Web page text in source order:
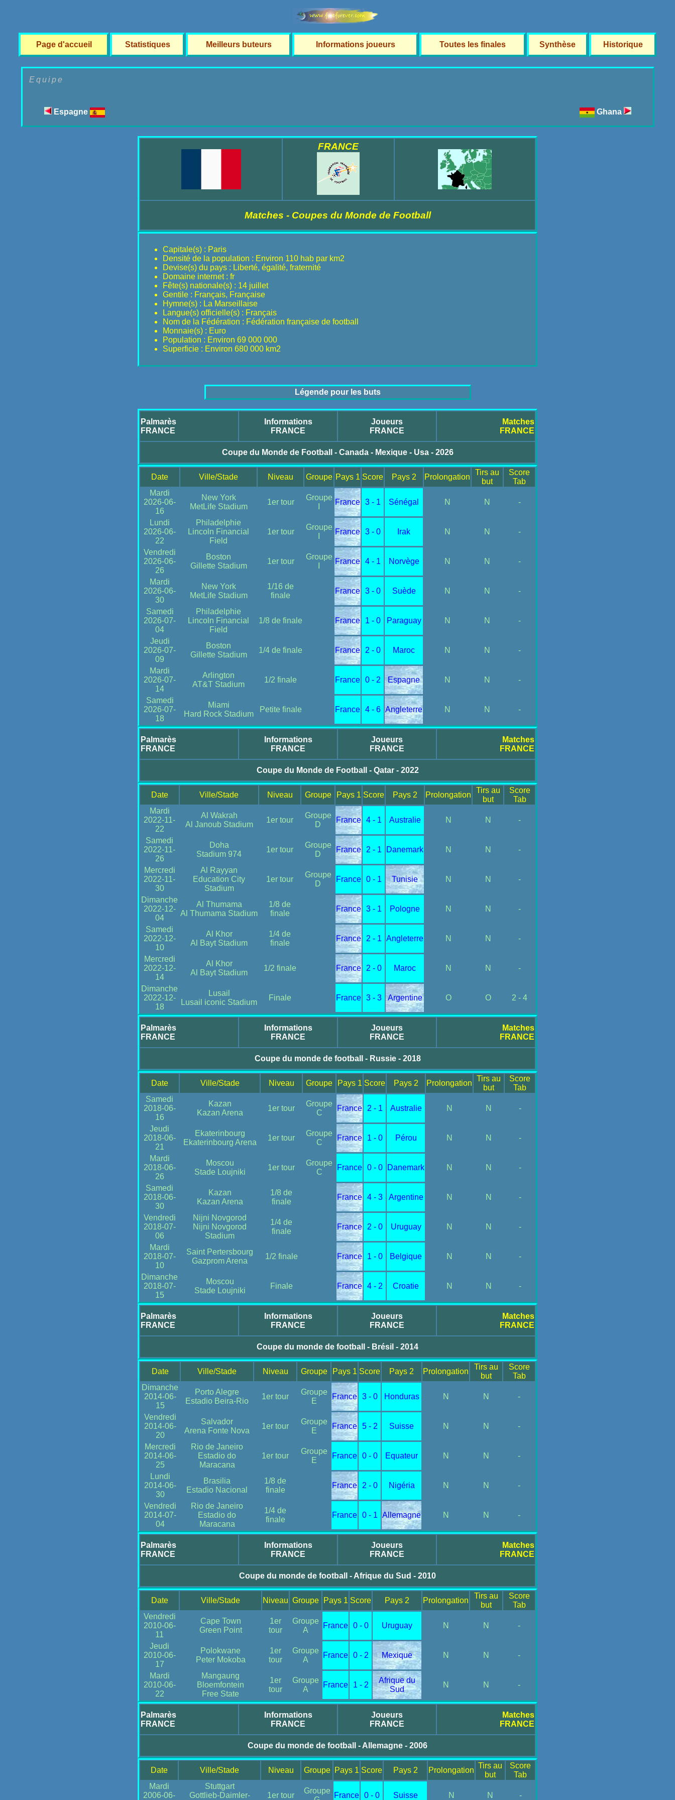
Page d'accueil Statistiques Meilleurs buteurs Informations joueurs Toutes les finales Synthèse Historique
Equipe
Espagne Ghana
FRANCE
Matches - Coupes du Monde de Football
Capitale(s) : Paris
Densité de la population : Environ 110 hab par km2
Devise(s) du pays : Liberté, égalité, fraternité
Domaine internet : fr
Fête(s) nationale(s) : 14 juillet
Gentile : Français, Française
Hymne(s) : La Marseillaise
Langue(s) officielle(s) : Français
Nom de la Fédération : Fédération française de football
Monnaie(s) : Euro
Population : Environ 69 000 000
Superficie : Environ 680 000 km2
Légende pour les buts
Palmarès
FRANCE
Informations
FRANCE
Joueurs
FRANCE
Matches
FRANCE
Coupe du Monde de Football - Canada - Mexique - Usa - 2026
Date Ville/Stade Niveau Groupe Pays 1 Score Pays 2 Prolongation
Tirs au
but
Score
Tab
Mardi
2026-06-
16
New York
MetLife Stadium
1er tour
Groupe
France 3 - 1 Sénégal N N -
Lundi
2026-06-
22
Philadelphie
Lincoln Financial
Field
1er tour
Groupe
France 3 - 0 Irak N N -
Vendredi
2026-06-
26
Boston
Gillette Stadium
1er tour
Groupe
France 4 - 1 Norvège N N -
Mardi
2026-06-
30
New York
MetLife Stadium
1/16 de
finale
France 3 - 0 Suède N N -
Samedi
2026-07-
04
Philadelphie
Lincoln Financial
Field
1/8 de finale France 1 - 0 Paraguay N N -
Jeudi
2026-07-
09
Boston
Gillette Stadium
1/4 de finale France 2 - 0 Maroc N N -
Mardi
2026-07-
14
Arlington
AT&T Stadium
1/2 finale France 0 - 2 Espagne N N -
Samedi
2026-07-
18
Miami
Hard Rock Stadium
Petite finale France 4 - 6 Angleterre N N -
Palmarès
FRANCE
Informations
FRANCE
Joueurs
FRANCE
Matches
FRANCE
Coupe du Monde de Football - Qatar - 2022
Date Ville/Stade Niveau Groupe Pays 1 Score Pays 2 Prolongation
Tirs au
but
Score
Tab
Mardi
2022-11-
22
Al Wakrah
Al Janoub Stadium
1er tour
Groupe
D
France 4 - 1 Australie N N -
Samedi
2022-11-
26
Doha
Stadium 974
1er tour
Groupe
D
France 2 - 1 Danemark N N -
Mercredi
2022-11-
30
Al Rayyan
Education City
Stadium
1er tour
Groupe
D
France 0 - 1 Tunisie N N -
Dimanche
2022-12-
04
Al Thumama
Al Thumama Stadium
1/8 de
finale
France 3 - 1 Pologne N N -
Samedi
2022-12-
10
Al Khor
Al Bayt Stadium
1/4 de
finale
France 2 - 1 Angleterre N N -
Mercredi
2022-12-
14
Al Khor
Al Bayt Stadium
1/2 finale France 2 - 0 Maroc N N -
Dimanche
2022-12-
18
Lusail
Lusail iconic Stadium
Finale France 3 - 3 Argentine O O 2 - 4
Palmarès
FRANCE
Informations
FRANCE
Joueurs
FRANCE
Matches
FRANCE
Coupe du monde de football - Russie - 2018
Date Ville/Stade Niveau Groupe Pays 1 Score Pays 2 Prolongation
Tirs au
but
Score
Tab
Samedi
2018-06-
16
Kazan
Kazan Arena
1er tour
Groupe
C
France 2 - 1 Australie N N -
Jeudi
2018-06-
21
Ekaterinbourg
Ekaterinbourg Arena
1er tour
Groupe
C
France 1 - 0 Pérou N N -
Mardi
2018-06-
26
Moscou
Stade Loujniki
1er tour
Groupe
C
France 0 - 0 Danemark N N -
Samedi
2018-06-
30
Kazan
Kazan Arena
1/8 de
finale
France 4 - 3 Argentine N N -
Vendredi
2018-07-
06
Nijni Novgorod
Nijni Novgorod
Stadium
1/4 de
finale
France 2 - 0 Uruguay N N -
Mardi
2018-07-
10
Saint Pertersbourg
Gazprom Arena
1/2 finale France 1 - 0 Belgique N N -
Dimanche
2018-07-
15
Moscou
Stade Loujniki
Finale France 4 - 2 Croatie N N -
Palmarès
FRANCE
Informations
FRANCE
Joueurs
FRANCE
Matches
FRANCE
Coupe du monde de football - Brésil - 2014
Date Ville/Stade Niveau Groupe Pays 1 Score Pays 2 Prolongation
Tirs au
but
Score
Tab
Dimanche
2014-06-
15
Porto Alegre
Estadio Beira-Rio
1er tour
Groupe
E
France 3 - 0 Honduras N N -
Vendredi
2014-06-
20
Salvador
Arena Fonte Nova
1er tour
Groupe
E
France 5 - 2 Suisse N N -
Mercredi
2014-06-
25
Rio de Janeiro
Estadio do
Maracana
1er tour
Groupe
E
France 0 - 0 Equateur N N -
Lundi
2014-06-
30
Brasilia
Estadio Nacional
1/8 de
finale
France 2 - 0 Nigéria N N -
Vendredi
2014-07-
04
Rio de Janeiro
Estadio do
Maracana
1/4 de
finale
France 0 - 1 Allemagne N N -
Palmarès
FRANCE
Informations
FRANCE
Joueurs
FRANCE
Matches
FRANCE
Coupe du monde de football - Afrique du Sud - 2010
Date Ville/Stade Niveau Groupe Pays 1 Score Pays 2 Prolongation
Tirs au
but
Score
Tab
Vendredi
2010-06-
11
Cape Town
Green Point
1er
tour
Groupe
A
France 0 - 0 Uruguay N N -
Jeudi
2010-06-
17
Polokwane
Peter Mokoba
1er
tour
Groupe
A
France 0 - 2 Mexique N N -
Mardi
2010-06-
22
Mangaung
Bloemfontein
Free State
1er
tour
Groupe
A
France 1 - 2
Afrique du
Sud
N N -
Palmarès
FRANCE
Informations
FRANCE
Joueurs
FRANCE
Matches
FRANCE
Coupe du monde de football - Allemagne - 2006
Date Ville/Stade Niveau Groupe Pays 1 Score Pays 2 Prolongation
Tirs au
but
Score
Tab
Mardi
2006-06-
Stuttgart
Gottlieb-Daimler-
1er tour
Groupe
France 0 - 0 Suisse N N -